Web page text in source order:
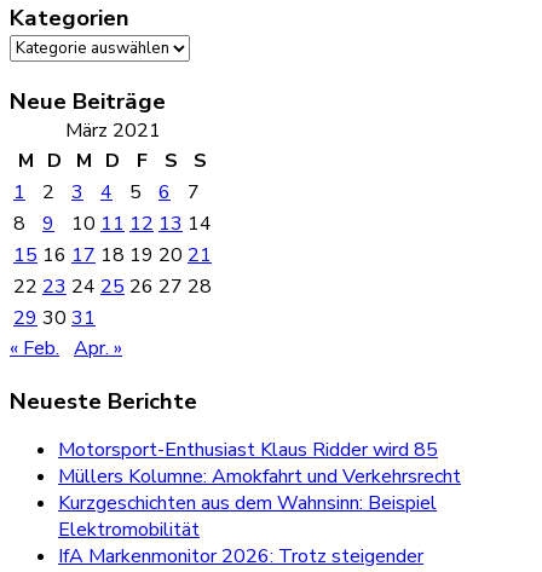
Kategorien
Kategorien
Neue Beiträge
März 2021
M D M D F S
S
1
2 3 4 5 6
7
8
9 10 11 12 13 14
15 16 17 18 19 20 21
22 23 24 25 26 27 28
29 30 31
« Feb. Apr. »
Neueste Berichte
Motorsport-Enthusiast Klaus Ridder wird 85
Müllers Kolumne: Amokfahrt und Verkehrsrecht
Kurzgeschichten aus dem Wahnsinn: Beispiel
Elektromobilität
IfA Markenmonitor 2026: Trotz steigender